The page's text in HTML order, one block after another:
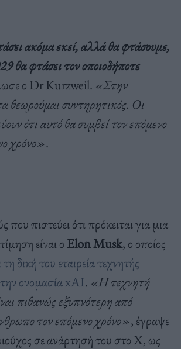
ακόμα εκεί, αλλά θα φτάσουμε,
θα φτάσει τον οποιοδήποτε
ο Dr Kurzweil.«Στην
θεωρούμαι συντηρητικός. Οι
ότι αυτό θα συμβεί τον επόμενο
χρόνο».
πιστεύει ότι πρόκειται για μια
είναι οElon Musk, ο οποίος
δική του εταιρεία τεχνητής
ονομασία xAI. «Η τεχνητή
πιθανώς εξυπνότερη από
τον επόμενο χρόνο», έγραψε
σε ανάρτησή του στο X, ως